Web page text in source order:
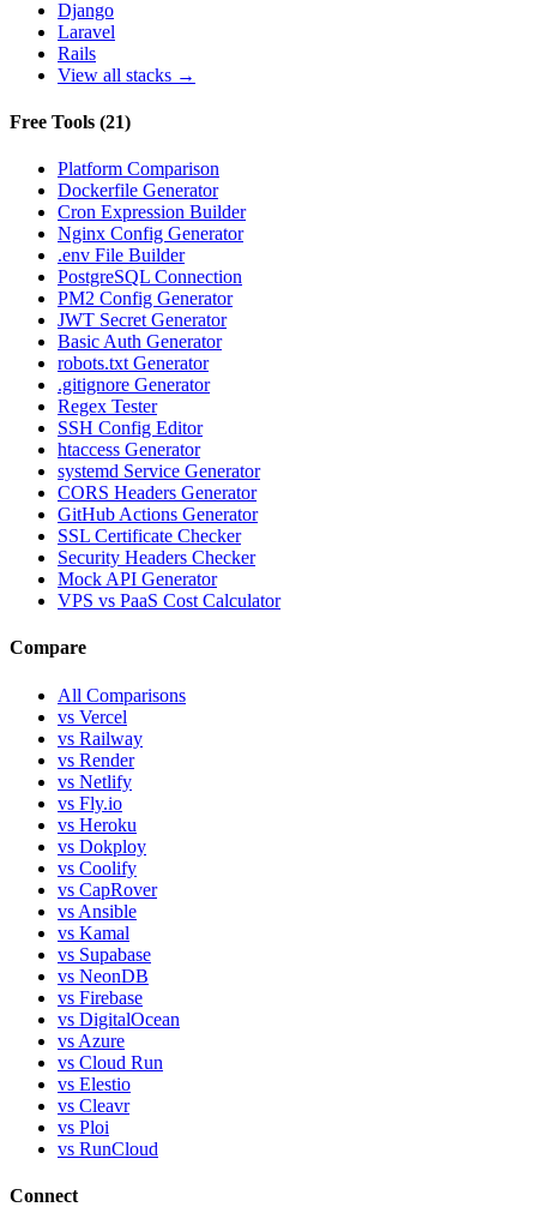
Django
Laravel
Rails
View all stacks →
Free Tools (21)
Platform Comparison
Dockerfile Generator
Cron Expression Builder
Nginx Config Generator
.env File Builder
PostgreSQL Connection
PM2 Config Generator
JWT Secret Generator
Basic Auth Generator
robots.txt Generator
.gitignore Generator
Regex Tester
SSH Config Editor
htaccess Generator
systemd Service Generator
CORS Headers Generator
GitHub Actions Generator
SSL Certificate Checker
Security Headers Checker
Mock API Generator
VPS vs PaaS Cost Calculator
Compare
All Comparisons
vs Vercel
vs Railway
vs Render
vs Netlify
vs Fly.io
vs Heroku
vs Dokploy
vs Coolify
vs CapRover
vs Ansible
vs Kamal
vs Supabase
vs NeonDB
vs Firebase
vs DigitalOcean
vs Azure
vs Cloud Run
vs Elestio
vs Cleavr
vs Ploi
vs RunCloud
Connect